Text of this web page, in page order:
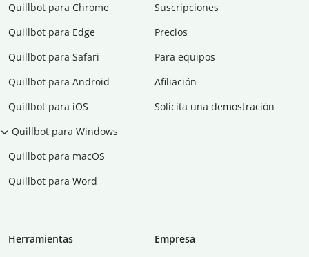
Quillbot para Chrome
Quillbot para Edge
Quillbot para Safari
Quillbot para Android
Quillbot para iOS
Quillbot para Windows
Quillbot para macOS
Quillbot para Word
Suscripciones
Precios
Para equipos
Afiliación
Solicita una demostración
Herramientas
Empresa